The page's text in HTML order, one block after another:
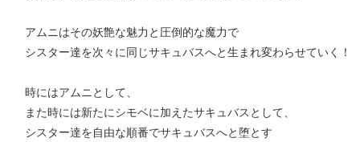
アムニはその妖艶な魅力と圧倒的な魔力で
シスター達を次々に同じサキュバスへと生まれ変わらせていく！
時にはアムニとして、
また時には新たにシモベに加えたサキュバスとして、
シスター達を自由な順番でサキュバスへと堕とす